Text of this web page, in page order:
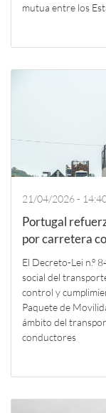
mutua entre los
21/04/2026 -
Portugal
por carretera
El Decreto-Lei n.º
social del
control y
Paquete de
ámbito del
conductores